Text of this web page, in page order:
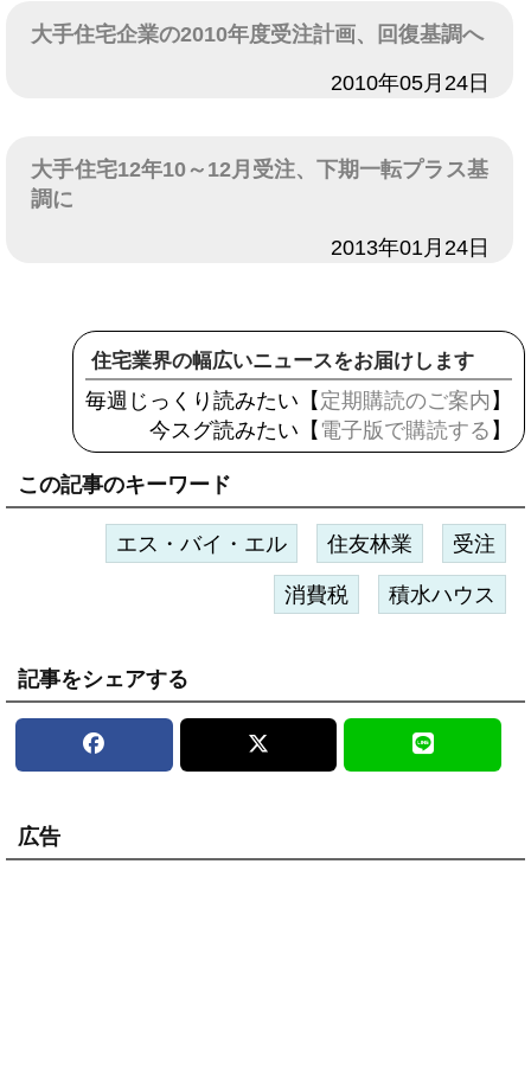
大手住宅企業の2010年度受注計画、回復基調へ
2010年05月24日
大手住宅12年10～12月受注、下期一転プラス基
調に
2013年01月24日
住宅業界の幅広いニュースをお届けします
毎週じっくり読みたい【 定期購読のご案内 】
今スグ読みたい【 電子版で購読する 】
この記事のキーワード
エス・バイ・エル 住友林業 受注
消費税 積水ハウス
記事をシェアする
広告